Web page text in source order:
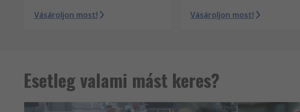
Vásároljon most!
Vásároljon most!
Esetleg valami mást keres?